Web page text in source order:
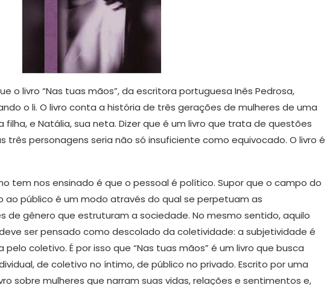
o livro “Nas tuas mãos”, da escritora portuguesa Inês Pedrosa,
o li. O livro conta a história de três gerações de mulheres de uma
filha, e Natália, sua neta. Dizer que é um livro que trata de questões
três personagens seria não só insuficiente como equivocado. O livro é
tem nos ensinado é que o pessoal é político. Supor que o campo do
ao público é um modo através do qual se perpetuam as
de gênero que estruturam a sociedade. No mesmo sentido, aquilo
ser pensado como descolado da coletividade: a subjetividade é
coletivo. É por isso que “Nas tuas mãos” é um livro que busca
de coletivo no íntimo, de público no privado. Escrito por uma
sobre mulheres que narram suas vidas, relações e sentimentos e,